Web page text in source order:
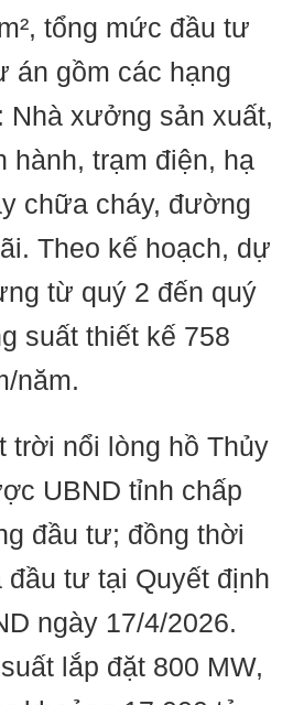
tổng mức đầu tư
án gồm các hạng
Nhà xưởng sản xuất,
hành, trạm điện, hạ
chữa cháy, đường
Theo kế hoạch, dự
từ quý 2 đến quý
suất thiết kế 758
năm.
trời nổi lòng hồ Thủy
UBND tỉnh chấp
đầu tư; đồng thời
đầu tư tại Quyết định
ngày 17/4/2026.
lắp đặt 800 MW,